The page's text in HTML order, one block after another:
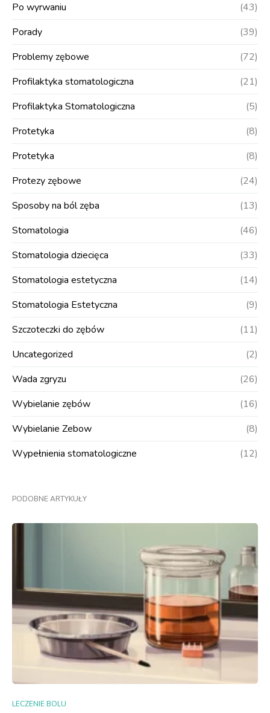
Po wyrwaniu
(43)
Porady
(39)
Problemy zębowe
(72)
Profilaktyka stomatologiczna
(21)
Profilaktyka Stomatologiczna
(5)
Protetyka
(8)
Protetyka
(8)
Protezy zębowe
(24)
Sposoby na ból zęba
(13)
Stomatologia
(46)
Stomatologia dziecięca
(33)
Stomatologia estetyczna
(14)
Stomatologia Estetyczna
(9)
Szczoteczki do zębów
(11)
Uncategorized
(2)
Wada zgryzu
(26)
Wybielanie zębów
(16)
Wybielanie Zebow
(8)
Wypełnienia stomatologiczne
(12)
PODOBNE ARTYKUŁY
LECZENIE BOLU